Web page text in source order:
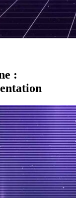
: